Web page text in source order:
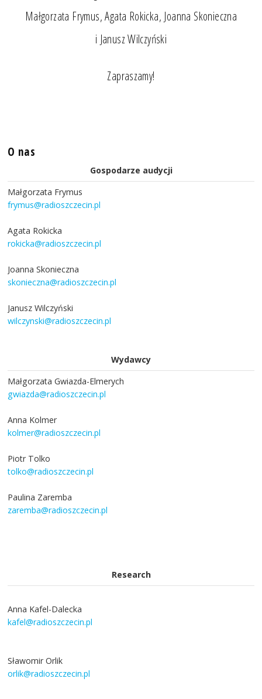
Małgorzata Frymus, Agata Rokicka, Joanna Skonieczna
i Janusz Wilczyński
Zapraszamy!
O nas
Gospodarze audycji
Małgorzata Frymus
frymus@radioszczecin.pl
Agata Rokicka
rokicka@radioszczecin.pl
Joanna Skonieczna
skonieczna@radioszczecin.pl
Janusz Wilczyński
wilczynski@radioszczecin.pl
Wydawcy
Małgorzata Gwiazda-Elmerych
gwiazda@radioszczecin.pl
Anna Kolmer
kolmer@radioszczecin.pl
Piotr Tolko
tolko@radioszczecin.pl
Paulina Zaremba
zaremba@radioszczecin.pl
Research
Anna Kafel-Dalecka
kafel@radioszczecin.pl
Sławomir Orlik
orlik@radioszczecin.pl